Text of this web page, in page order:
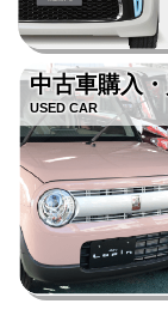
中古車購入
USED CAR